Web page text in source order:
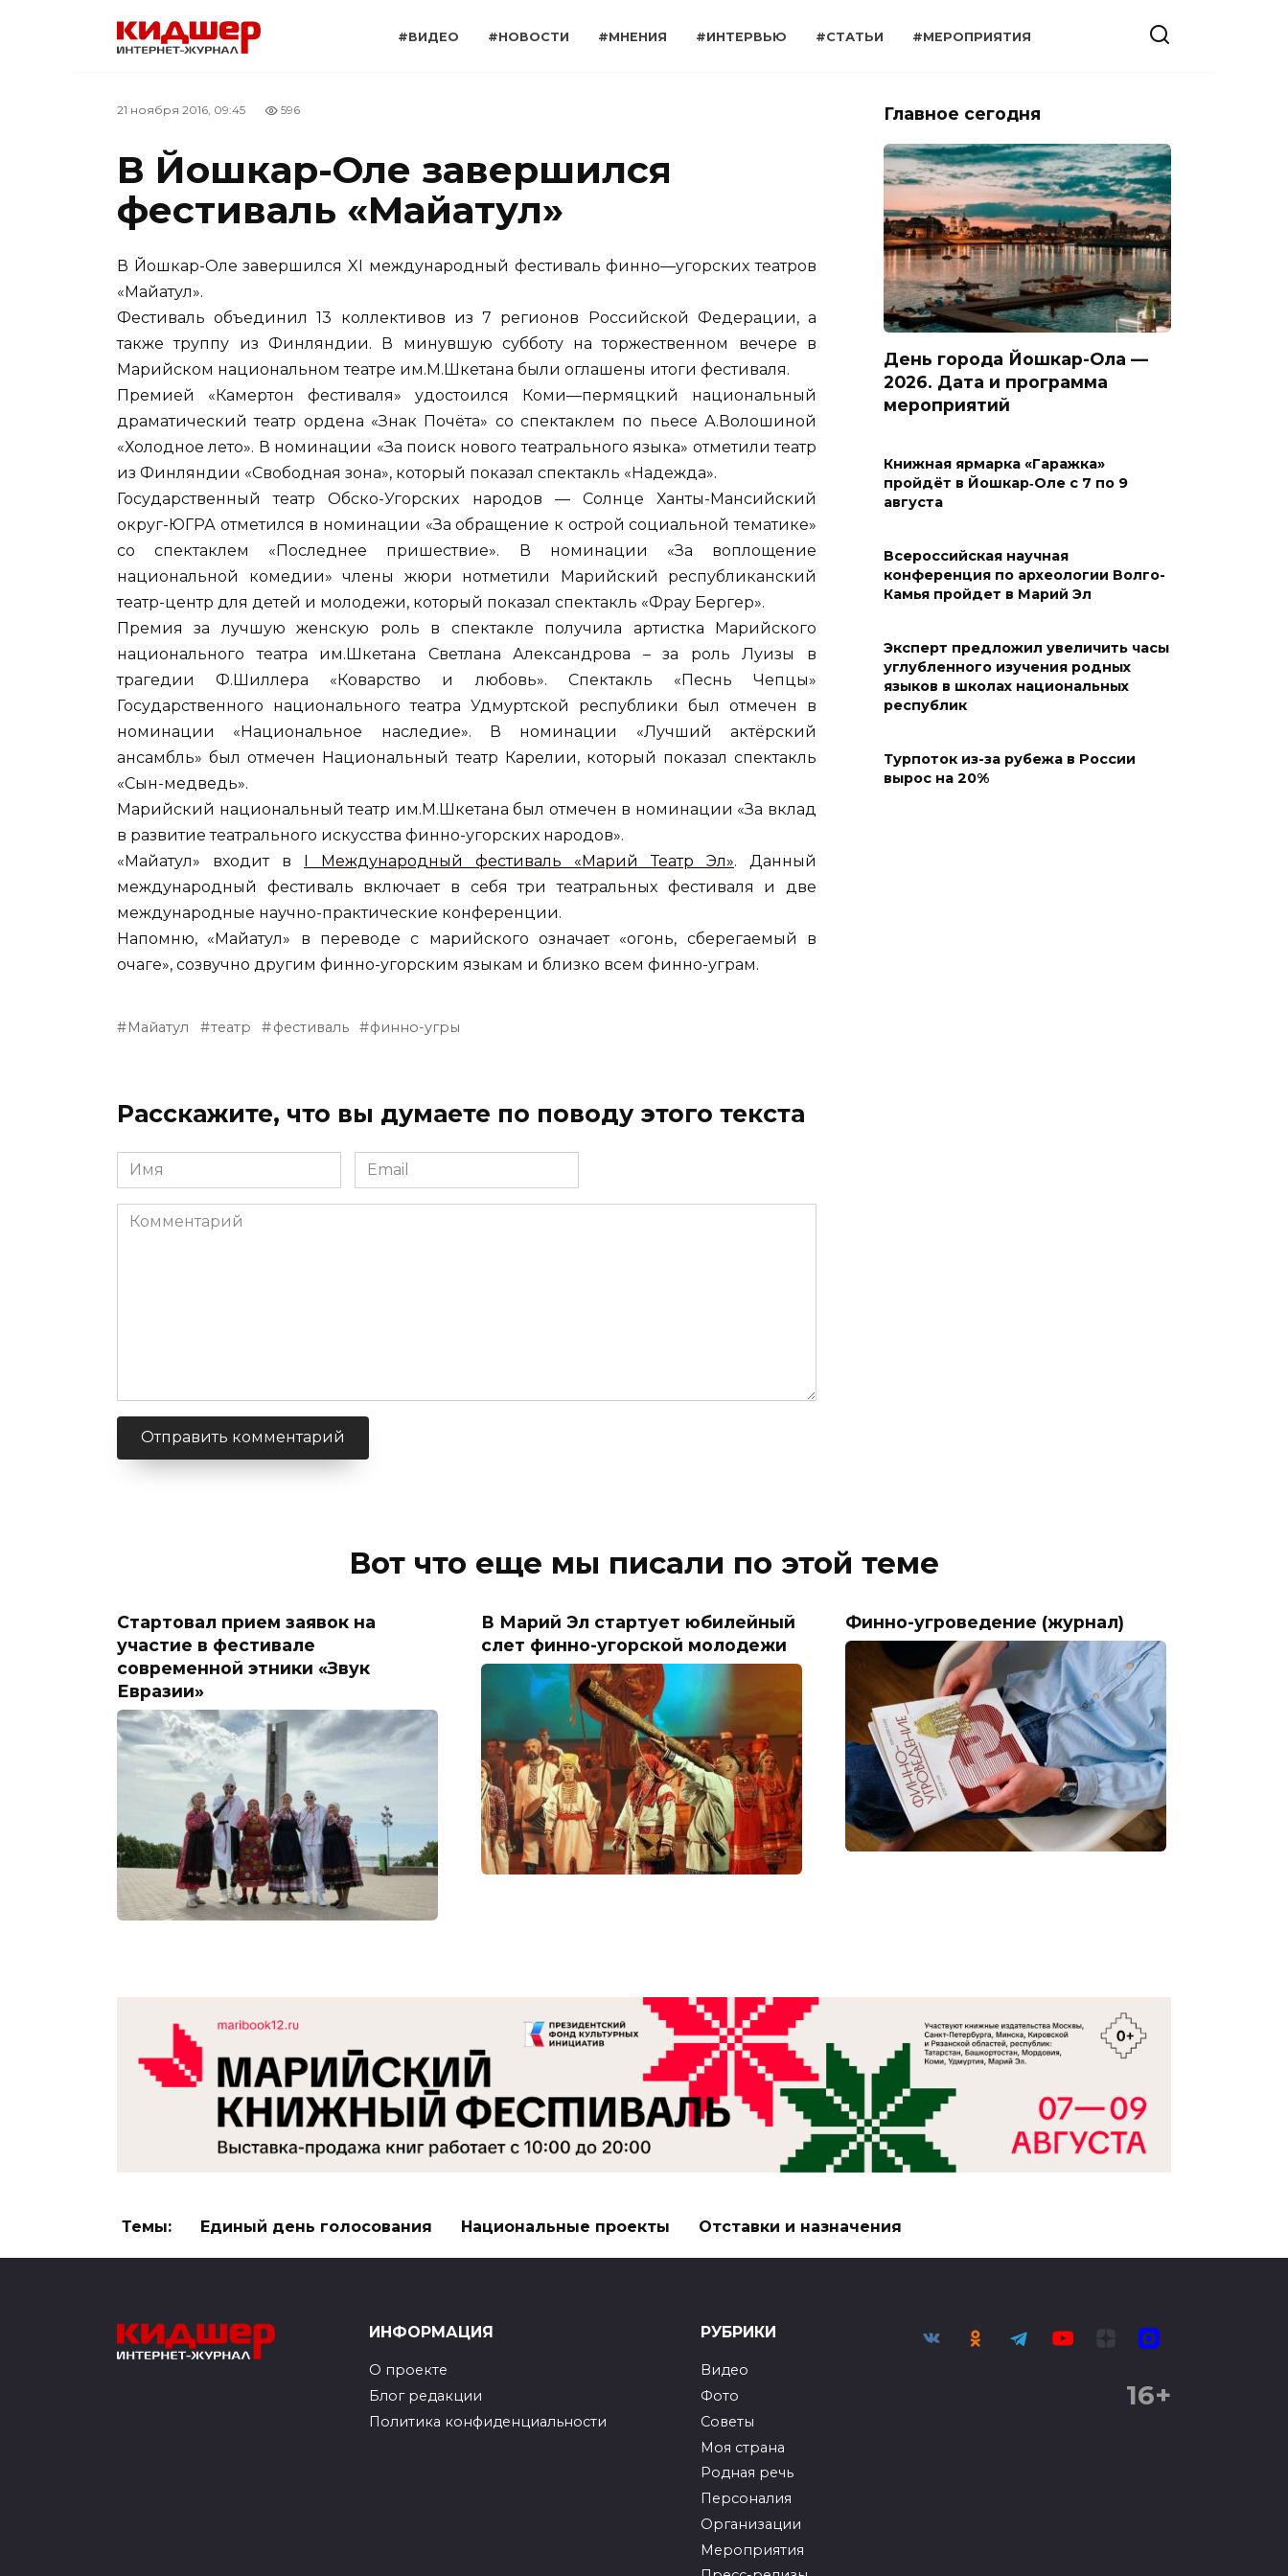
#ВИДЕО #НОВОСТИ #МНЕНИЯ #ИНТЕРВЬЮ #СТАТЬИ #МЕРОПРИЯТИЯ
21 ноября 2016, 09:45 596
В Йошкар-Оле завершился
фестиваль «Майатул»
В Йошкар-Оле завершился XI международный фестиваль финно—угорских театров
«Майатул».
Фестиваль объединил 13 коллективов из 7 регионов Российской Федерации, а
также труппу из Финляндии. В минувшую субботу на торжественном вечере в
Марийском национальном театре им.М.Шкетана были оглашены итоги фестиваля.
Премией «Камертон фестиваля» удостоился Коми—пермяцкий национальный
драматический театр ордена «Знак Почёта» со спектаклем по пьесе А.Волошиной
«Холодное лето». В номинации «За поиск нового театрального языка» отметили театр
из Финляндии «Свободная зона», который показал спектакль «Надежда».
Государственный театр Обско-Угорских народов — Солнце Ханты-Мансийский
округ-ЮГРА отметился в номинации «За обращение к острой социальной тематике»
со спектаклем «Последнее пришествие». В номинации «За воплощение
национальной комедии» члены жюри нотметили Марийский республиканский
театр-центр для детей и молодежи, который показал спектакль «Фрау Бергер».
Премия за лучшую женскую роль в спектакле получила артистка Марийского
национального театра им.Шкетана Светлана Александрова – за роль Луизы в
трагедии Ф.Шиллера «Коварство и любовь». Спектакль «Песнь Чепцы»
Государственного национального театра Удмуртской республики был отмечен в
номинации «Национальное наследие». В номинации «Лучший актёрский
ансамбль» был отмечен Национальный театр Карелии, который показал спектакль
«Сын-медведь».
Марийский национальный театр им.М.Шкетана был отмечен в номинации «За вклад
в развитие театрального искусства финно-угорских народов».
«Майатул» входит в I Международный фестиваль «Марий Театр Эл». Данный
международный фестиваль включает в себя три театральных фестиваля и две
международные научно-практические конференции.
Напомню, «Майатул» в переводе с марийского означает «огонь, сберегаемый в
очаге», созвучно другим финно-угорским языкам и близко всем финно-уграм.
Майатул театр фестиваль финно-угры
Расскажите, что вы думаете по поводу этого текста
Имя Email
Комментарий
Главное сегодня
День города Йошкар-Ола —
2026. Дата и программа
мероприятий
Книжная ярмарка «Гаражка»
пройдёт в Йошкар‑Оле с 7 по 9
августа
Всероссийская научная
конференция по археологии Волго-
Камья пройдет в Марий Эл
Эксперт предложил увеличить часы
углубленного изучения родных
языков в школах национальных
республик
Турпоток из-за рубежа в России
вырос на 20%
Вот что еще мы писали по этой теме
Стартовал прием заявок на
участие в фестивале
современной этники «Звук
Евразии»
В Марий Эл стартует юбилейный
слет финно-угорской молодежи
Финно-угроведение (журнал)
Темы: Единый день голосования Национальные проекты Отставки и назначения
ИНФОРМАЦИЯ
О проекте
Блог редакции
Политика конфиденциальности
РУБРИКИ
Видео
Фото
Советы
Моя страна
Родная речь
Персоналия
Организации
Мероприятия
16+